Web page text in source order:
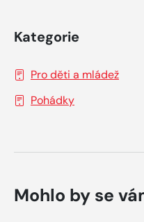
Kategorie
Pro děti a mládež
Pohádky
Mohlo by se